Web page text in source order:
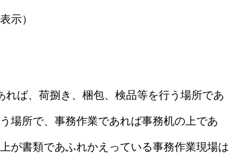
示）
ば、荷捌き、梱包、検品等を行う場所であ
場所で、事務作業であれば事務机の上であ
が書類であふれかえっている事務作業現場は